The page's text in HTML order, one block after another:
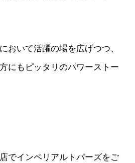
おいて活躍の場を広げつつ、
にもピッタリのパワーストー
でインペリアルトパーズをご